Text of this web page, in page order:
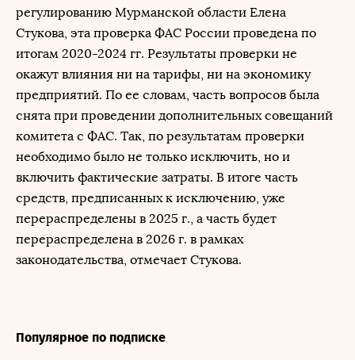
регулированию Мурманской области Елена
Стукова, эта проверка ФАС России проведена по
итогам 2020-2024 гг. Результаты проверки не
окажут влияния ни на тарифы, ни на экономику
предприятий. По ее словам, часть вопросов была
снята при проведении дополнительных совещаний
комитета с ФАС. Так, по результатам проверки
необходимо было не только исключить, но и
включить фактические затраты. В итоге часть
средств, предписанных к исключению, уже
перераспределены в 2025 г., а часть будет
перераспределена в 2026 г. в рамках
законодательства, отмечает Стукова.
Популярное по подписке